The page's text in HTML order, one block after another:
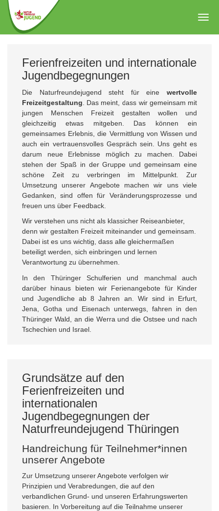
Zum
Hauptinhalt
springen
Ferienfreizeiten und internationale
Jugendbegegnungen
Die Naturfreundejugend steht für eine wertvolle
Freizeitgestaltung . Das meint, dass wir gemeinsam mit
jungen Menschen Freizeit gestalten wollen und
gleichzeitig etwas mitgeben. Das können ein
gemeinsames Erlebnis, die Vermittlung von Wissen und
auch ein vertrauensvolles Gespräch sein. Uns geht es
darum neue Erlebnisse möglich zu machen. Dabei
stehen der Spaß in der Gruppe und gemeinsam eine
schöne Zeit zu verbringen im Mittelpunkt. Zur
Umsetzung unserer Angebote machen wir uns viele
Gedanken, sind offen für Veränderungsprozesse und
freuen uns über Feedback.
Wir verstehen uns nicht als klassicher Reiseanbieter,
denn wir gestalten Freizeit miteinander und gemeinsam.
Dabei ist es uns wichtig, dass alle gleichermaßen
beteiligt werden, sich einbringen und lernen
Verantwortung zu übernehmen.
In den Thüringer Schulferien und manchmal auch
darüber hinaus bieten wir Ferienangebote für Kinder
und Jugendliche ab 8 Jahren an. Wir sind in Erfurt,
Jena, Gotha und Eisenach unterwegs, fahren in den
Thüringer Wald, an die Werra und die Ostsee und nach
Tschechien und Israel.
Grundsätze auf den
Ferienfreizeiten und
internationalen
Jugendbegegnungen der
Naturfreundejugend Thüringen
Handreichung für Teilnehmer*innen
unserer Angebote
Zur Umsetzung unserer Angebote verfolgen wir
Prinzipien und Verabredungen, die auf den
verbandlichen Grund- und unseren Erfahrungswerten
basieren. In Vorbereitung auf die Teilnahme unserer